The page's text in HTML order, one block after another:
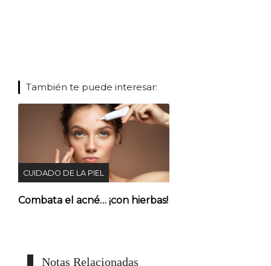
También te puede interesar:
CUIDADO DE LA PIEL
Combata el acné… ¡con hierbas!
Notas Relacionadas